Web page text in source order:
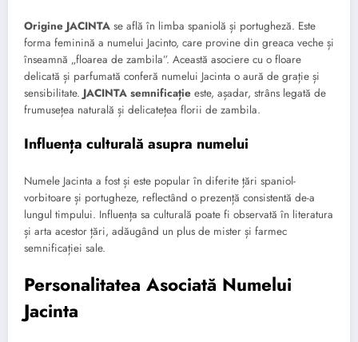
Origine JACINTA se află în limba spaniolă și portugheză. Este
forma feminină a numelui Jacinto, care provine din greaca veche și
înseamnă „floarea de zambila”. Această asociere cu o floare
delicată și parfumată conferă numelui Jacinta o aură de grație și
sensibilitate. JACINTA semnificație este, așadar, strâns legată de
frumusețea naturală și delicatețea florii de zambila.
Influența culturală asupra numelui
Numele Jacinta a fost și este popular în diferite țări spaniol-
vorbitoare și portugheze, reflectând o prezență consistentă de-a
lungul timpului. Influența sa culturală poate fi observată în literatura
și arta acestor țări, adăugând un plus de mister și farmec
semnificației sale.
Personalitatea Asociată Numelui
Jacinta